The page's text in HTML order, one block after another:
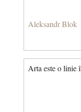
Aleksandr Blok
Arta este o linie